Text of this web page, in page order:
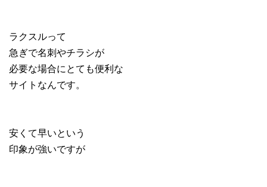
ラクスルって
急ぎで名刺やチラシが
必要な場合にとても便利な
サイトなんです。
安くて早いという
印象が強いですが